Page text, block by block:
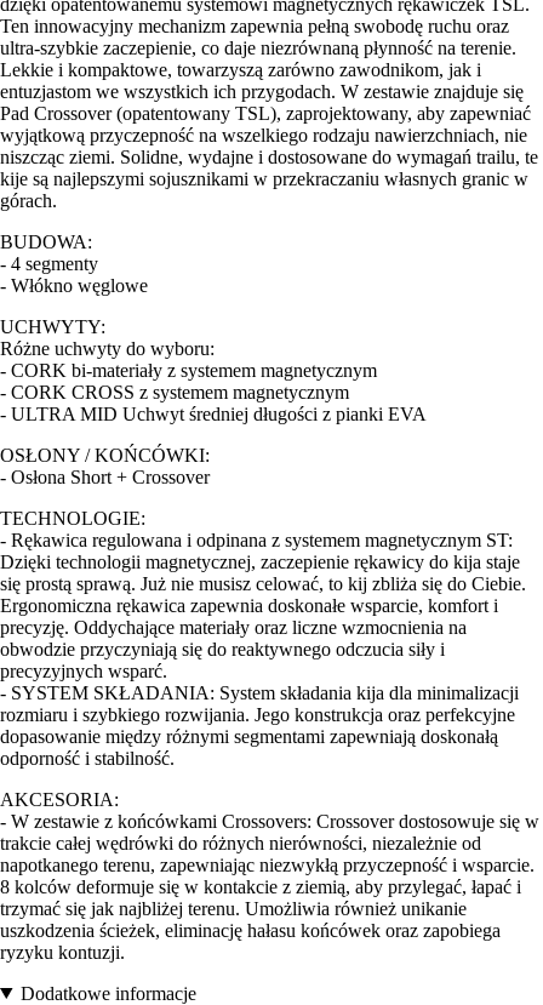
Ten innowacyjny mechanizm zapewnia pełną swobodę ruchu oraz
ultra-szybkie zaczepienie, co daje niezrównaną płynność na terenie.
Lekkie i kompaktowe, towarzyszą zarówno zawodnikom, jak i
entuzjastom we wszystkich ich przygodach. W zestawie znajduje się
Pad Crossover (opatentowany TSL), zaprojektowany, aby zapewniać
wyjątkową przyczepność na wszelkiego rodzaju nawierzchniach, nie
niszcząc ziemi. Solidne, wydajne i dostosowane do wymagań trailu, te
kije są najlepszymi sojusznikami w przekraczaniu własnych granic w
górach.
BUDOWA:
- 4 segmenty
- Włókno węglowe
UCHWYTY:
Różne uchwyty do wyboru:
- CORK bi-materiały z systemem magnetycznym
- CORK CROSS z systemem magnetycznym
- ULTRA MID Uchwyt średniej długości z pianki EVA
OSŁONY / KOŃCÓWKI:
- Osłona Short + Crossover
TECHNOLOGIE:
- Rękawica regulowana i odpinana z systemem magnetycznym ST:
Dzięki technologii magnetycznej, zaczepienie rękawicy do kija staje
się prostą sprawą. Już nie musisz celować, to kij zbliża się do Ciebie.
Ergonomiczna rękawica zapewnia doskonałe wsparcie, komfort i
precyzję. Oddychające materiały oraz liczne wzmocnienia na
obwodzie przyczyniają się do reaktywnego odczucia siły i
precyzyjnych wsparć.
- SYSTEM SKŁADANIA: System składania kija dla minimalizacji
rozmiaru i szybkiego rozwijania. Jego konstrukcja oraz perfekcyjne
dopasowanie między różnymi segmentami zapewniają doskonałą
odporność i stabilność.
AKCESORIA:
- W zestawie z końcówkami Crossovers: Crossover dostosowuje się w
trakcie całej wędrówki do różnych nierówności, niezależnie od
napotkanego terenu, zapewniając niezwykłą przyczepność i wsparcie.
8 kolców deformuje się w kontakcie z ziemią, aby przylegać, łapać i
trzymać się jak najbliżej terenu. Umożliwia również unikanie
uszkodzenia ścieżek, eliminację hałasu końcówek oraz zapobiega
ryzyku kontuzji.
Dodatkowe informacje